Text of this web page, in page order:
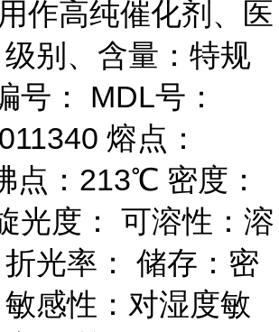
作高纯催化剂、医
别、含量：特规
号： MDL号：
熔点：
点：213℃ 密度：
光度： 可溶性：溶
光率： 储存：密
感性：对湿度敏